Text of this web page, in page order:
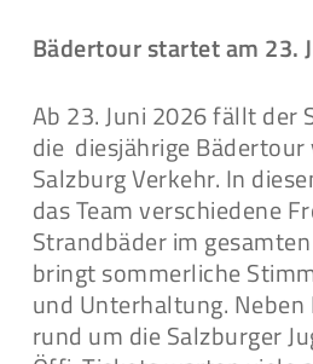
Bädertour startet am 23.
Ab 23. Juni 2026 fällt der
die diesjährige Bädertour
Salzburg Verkehr. In
das Team verschiedene
Strandbäder im
bringt sommerliche
und Unterhaltung.
rund um die Salzburger